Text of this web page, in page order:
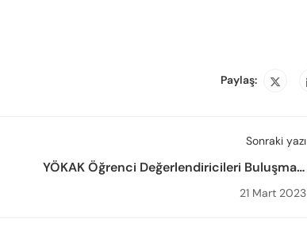
Paylaş:
Sonraki yazı
YÖKAK Öğrenci Değerlendiricileri Buluşması
Gerçekleştirildi
21 Mart 2023